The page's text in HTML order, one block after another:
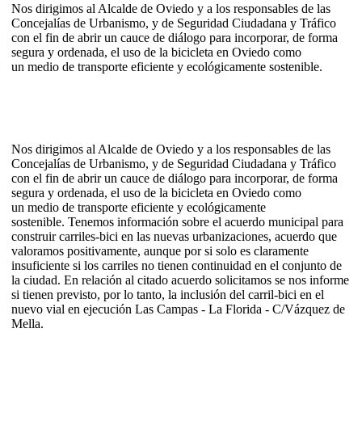
Nos dirigimos al Alcalde de Oviedo y a los responsables de las
Concejalías de Urbanismo, y de Seguridad Ciudadana y Tráfico
con el fin de abrir un cauce de diálogo para incorporar, de forma
segura y ordenada, el uso de la bicicleta en Oviedo como
un medio de transporte eficiente y ecológicamente sostenible.
Nos dirigimos al Alcalde de Oviedo y a los responsables de las
Concejalías de Urbanismo, y de Seguridad Ciudadana y Tráfico
con el fin de abrir un cauce de diálogo para incorporar, de forma
segura y ordenada, el uso de la bicicleta en Oviedo como
un medio de transporte eficiente y ecológicamente
sostenible. Tenemos información sobre el acuerdo municipal para
construir carriles-bici en las nuevas urbanizaciones, acuerdo que
valoramos positivamente, aunque por si solo es claramente
insuficiente si los carriles no tienen continuidad en el conjunto de
la ciudad. En relación al citado acuerdo solicitamos se nos informe
si tienen previsto, por lo tanto, la inclusión del carril-bici en el
nuevo vial en ejecución Las Campas - La Florida - C/Vázquez de
Mella.